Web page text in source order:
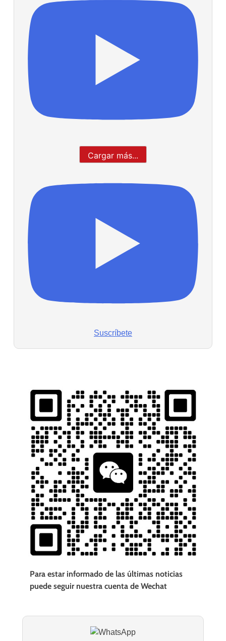
Cargar más...
Suscríbete
Para estar informado de las últimas noticias
puede seguir nuestra cuenta de Wechat